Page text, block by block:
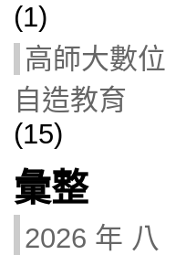
(1)
高師大數位
自造教育
(15)
彙整
2026 年 八